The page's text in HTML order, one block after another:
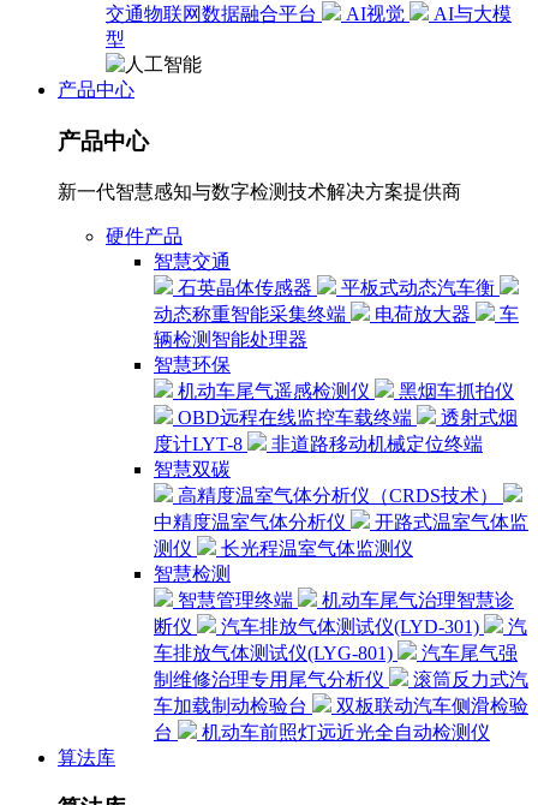
交通物联网数据融合平台
AI视觉
AI与大模
型
产品中心
产品中心
新一代智慧感知与数字检测技术解决方案提供商
硬件产品
智慧交通
石英晶体传感器
平板式动态汽车衡
动态称重智能采集终端
电荷放大器
车
辆检测智能处理器
智慧环保
机动车尾气遥感检测仪
黑烟车抓拍仪
OBD远程在线监控车载终端
透射式烟
度计LYT-8
非道路移动机械定位终端
智慧双碳
高精度温室气体分析仪（CRDS技术）
中精度温室气体分析仪
开路式温室气体监
测仪
长光程温室气体监测仪
智慧检测
智慧管理终端
机动车尾气治理智慧诊
断仪
汽车排放气体测试仪(LYD-301)
汽
车排放气体测试仪(LYG-801)
汽车尾气强
制维修治理专用尾气分析仪
滚筒反力式汽
车加载制动检验台
双板联动汽车侧滑检验
台
机动车前照灯远近光全自动检测仪
算法库